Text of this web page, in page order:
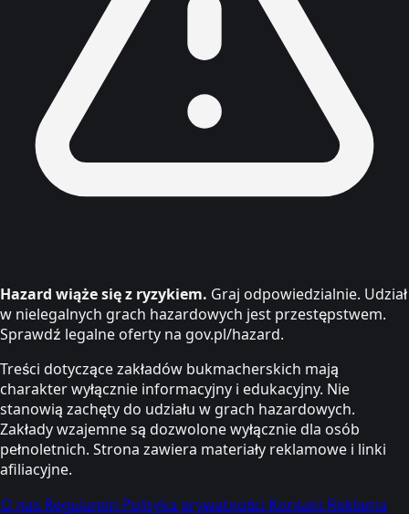
Hazard wiąże się z ryzykiem. Graj odpowiedzialnie. Udział
w nielegalnych grach hazardowych jest przestępstwem.
Sprawdź legalne oferty na gov.pl/hazard.
Treści dotyczące zakładów bukmacherskich mają
charakter wyłącznie informacyjny i edukacyjny. Nie
stanowią zachęty do udziału w grach hazardowych.
Zakłady wzajemne są dozwolone wyłącznie dla osób
pełnoletnich. Strona zawiera materiały reklamowe i linki
afiliacyjne.
O nas Regulamin Polityka prywatności Kontakt Reklama